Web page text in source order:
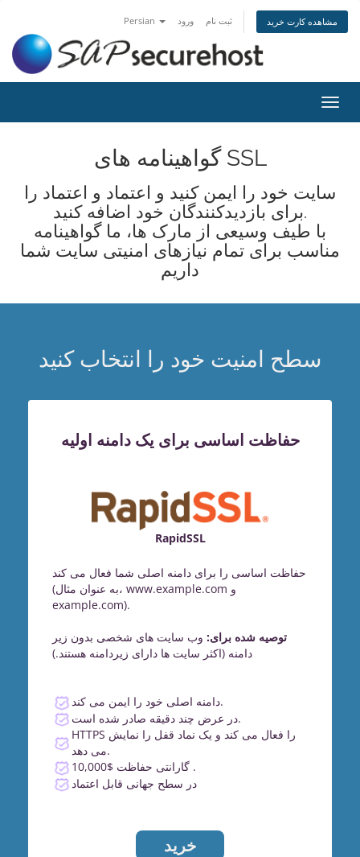
Persian ورود ثبت نام مشاهده کارت خرید
تغییر
گواهینامه های SSL
سایت خود را ایمن کنید و اعتماد و اعتماد را
برای بازدیدکنندگان خود اضافه کنید.
با طیف وسیعی از مارک ها، ما گواهینامه
مناسب برای تمام نیازهای امنیتی سایت شما
داریم
سطح امنیت خود را انتخاب کنید
حفاظت اساسی برای یک دامنه اولیه
RapidSSL
حفاظت اساسی را برای دامنه اصلی شما فعال می کند
(به عنوان مثال، www.example.com و
example.com).
توصیه شده برای: وب سایت های شخصی بدون زیر
دامنه (اکثر سایت ها دارای زیردامنه هستند.)
دامنه اصلی خود را ایمن می کند.
در عرض چند دقیقه صادر شده است.
HTTPS را فعال می کند و یک نماد قفل را نمایش
می دهد.
گارانتی حفاظت $10,000 .
در سطح جهانی قابل اعتماد
خرید